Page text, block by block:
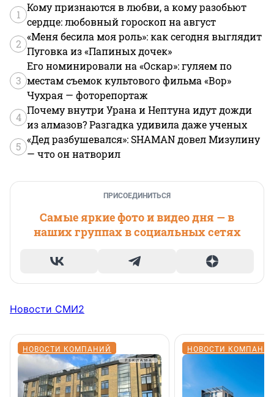
1
Кому признаются в любви, а кому разобьют
сердце: любовный гороскоп на август
2
«Меня бесила моя роль»: как сегодня выглядит
Пуговка из «Папиных дочек»
3
Его номинировали на «Оскар»: гуляем по
местам съемок культового фильма «Вор»
Чухрая — фоторепортаж
4
Почему внутри Урана и Нептуна идут дожди
из алмазов? Разгадка удивила даже ученых
5
«Дед разбушевался»: SHAMAN довел Мизулину
— что он натворил
ПРИСОЕДИНИТЬСЯ
Самые яркие фото и видео дня — в
наших группах в социальных сетях
Новости СМИ2
НОВОСТИ КОМПАНИЙ НОВОСТИ